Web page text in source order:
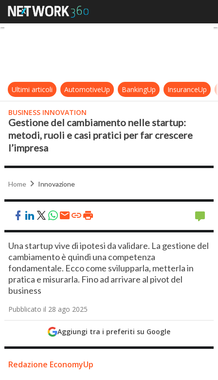
Gestione del cambiamento nelle
Ultimi articoli AutomotiveUp BankingUp InsuranceUp
BUSINESS INNOVATION
Gestione del cambiamento nelle startup:
metodi, ruoli e casi pratici per far crescere
l’impresa
Home Innovazione
Una startup vive di ipotesi da validare. La gestione del
cambiamento è quindi una competenza
fondamentale. Ecco come svilupparla, metterla in
pratica e misurarla. Fino ad arrivare al pivot del
business
Pubblicato il 28 ago 2025
Aggiungi tra i preferiti su Google
Redazione EconomyUp